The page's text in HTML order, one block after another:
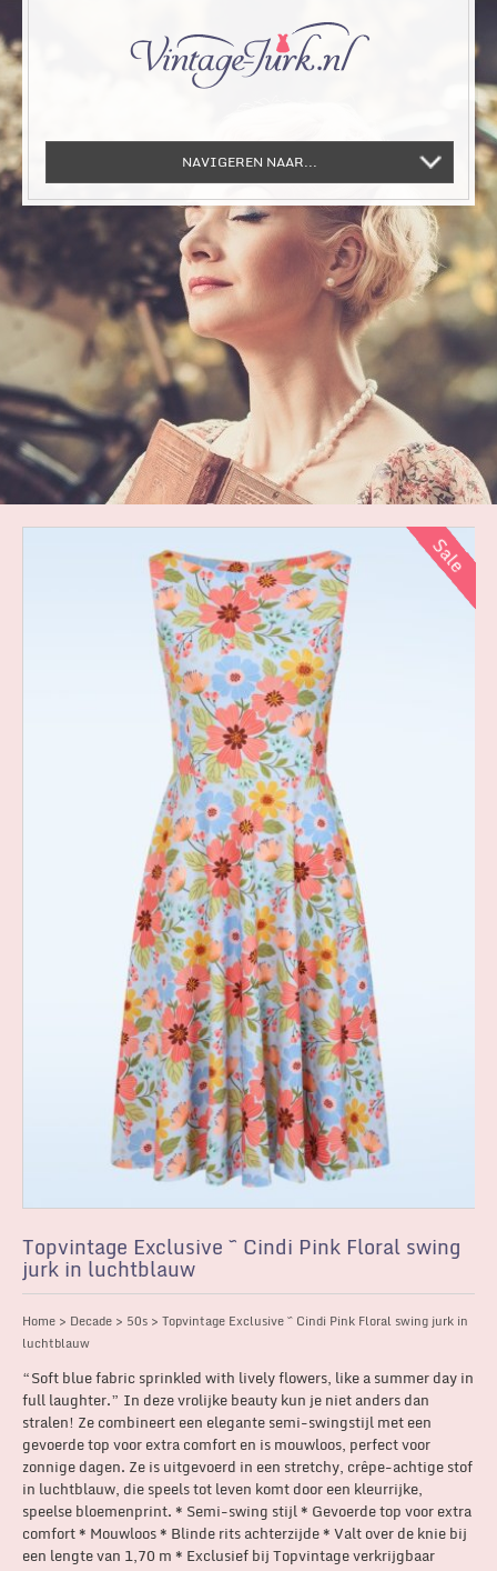
NAVIGEREN NAAR...
Topvintage Exclusive ~ Cindi Pink Floral swing
jurk in luchtblauw
Home > Decade > 50s > Topvintage Exclusive ~ Cindi Pink Floral swing jurk in
luchtblauw
“Soft blue fabric sprinkled with lively flowers, like a summer day in
full laughter.” In deze vrolijke beauty kun je niet anders dan
stralen! Ze combineert een elegante semi-swingstijl met een
gevoerde top voor extra comfort en is mouwloos, perfect voor
zonnige dagen. Ze is uitgevoerd in een stretchy, crêpe-achtige stof
in luchtblauw, die speels tot leven komt door een kleurrijke,
speelse bloemenprint. * Semi-swing stijl * Gevoerde top voor extra
comfort * Mouwloos * Blinde rits achterzijde * Valt over de knie bij
een lengte van 1,70 m * Exclusief bij Topvintage verkrijgbaar